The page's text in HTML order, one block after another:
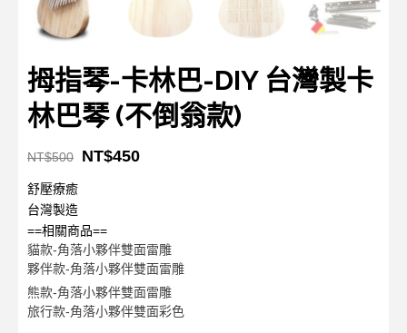
拇指琴-卡林巴-DIY 台灣製卡
林巴琴 (不倒翁款)
NT$500 NT$450
舒壓療癒
台灣製造
==相關商品==
貓款-角落小夥伴雙面雷雕
夥伴款-角落小夥伴雙面雷雕
熊款-角落小夥伴雙面雷雕
旅行款-角落小夥伴雙面彩色